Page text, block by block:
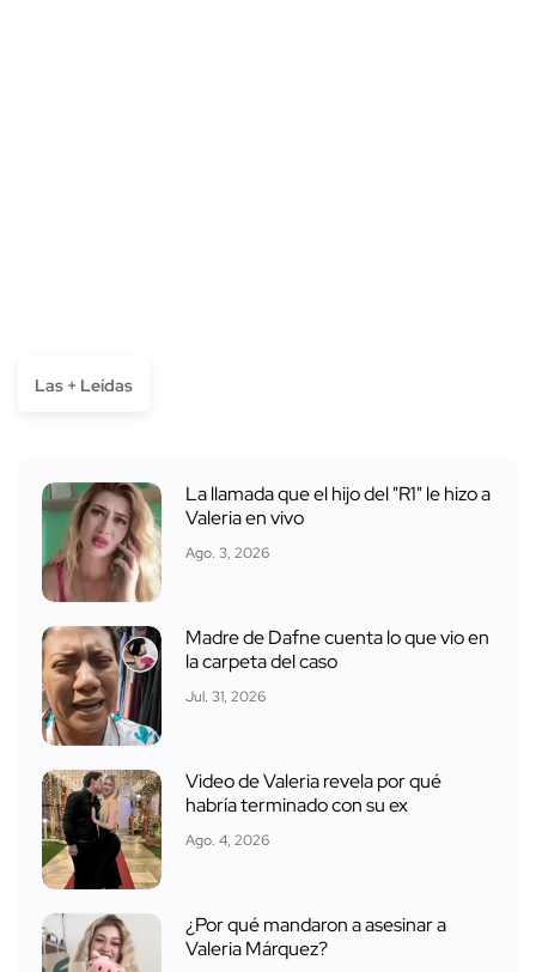
Las + Leídas
La llamada que el hijo del "R1" le hizo a
Valeria en vivo
Ago. 3, 2026
Madre de Dafne cuenta lo que vio en
la carpeta del caso
Jul. 31, 2026
Video de Valeria revela por qué
habría terminado con su ex
Ago. 4, 2026
¿Por qué mandaron a asesinar a
Valeria Márquez?